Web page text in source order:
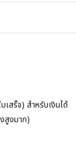
เสร็จ) สำหรับเงินได้
สูงมาก)